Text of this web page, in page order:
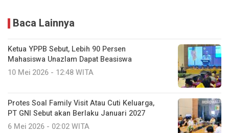
Baca Lainnya
Ketua YPPB Sebut, Lebih 90 Persen
Mahasiswa Unazlam Dapat Beasiswa
10 Mei 2026 - 12:48 WITA
Protes Soal Family Visit Atau Cuti Keluarga,
PT GNI Sebut akan Berlaku Januari 2027
6 Mei 2026 - 02:02 WITA